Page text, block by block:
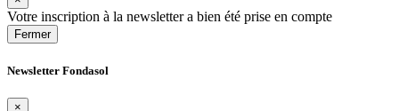
Votre inscription à la newsletter a bien été prise en compte
Fermer
Newsletter Fondasol
×